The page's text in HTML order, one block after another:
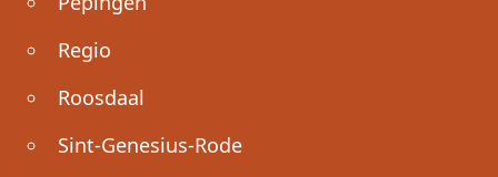
Regio
Roosdaal
Sint-Genesius-Rode